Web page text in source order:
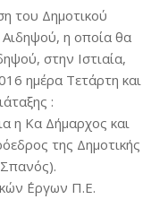
του Δημοτικού
Αιδηψού, η οποία θα
στην Ιστιαία,
ημέρα Τετάρτη και
:
η Κα Δήμαρχος και
της Δημοτικής
΄Εργων Π.Ε.